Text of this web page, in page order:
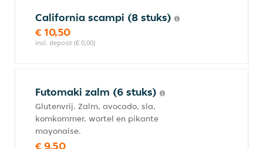
California scampi (8 stuks)
€ 10,50
incl. deposit (€ 0,00)
Futomaki zalm (6 stuks)
Glutenvrij. Zalm, avocado, sla,
komkommer, wortel en pikante
mayonaise.
€ 9,50